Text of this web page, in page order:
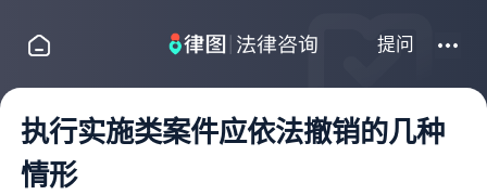
提问
执行实施类案件应依法撤销的几种
情形